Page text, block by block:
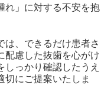
れ」に対する不安を抱
は、できるだけ患者さ
配慮した抜歯を心がけ
っかり確認したうえ
切にご提案いたしま